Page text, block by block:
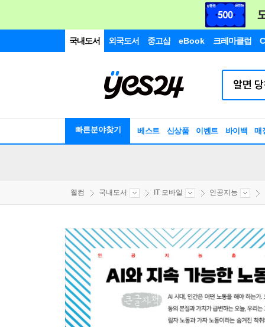
국내도서 외국도서 중고샵 eBook 크레마클럽
빠른분야찾기 베스트 신상품 이벤트 바이백 매
웰컴 국내도서 IT 모바일 인공지능